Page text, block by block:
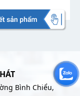
Bình Chiểu,